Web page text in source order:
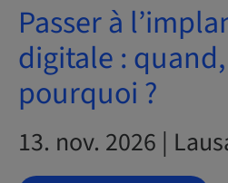
Passer à
digitale :
pourquoi ?
13. nov. 2026 |